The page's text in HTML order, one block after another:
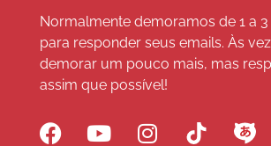
Normalmente demoramos de 1 a 3
para responder seus emails. Às
demorar um pouco mais, mas
assim que possível!